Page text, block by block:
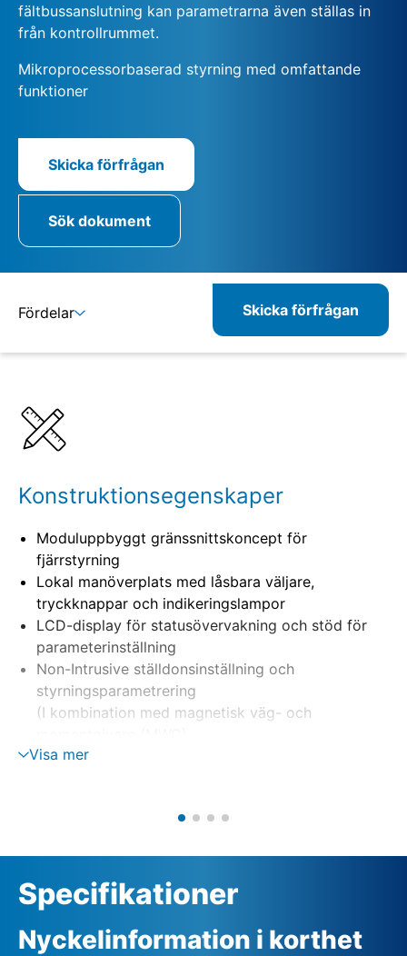
fältbussanslutning kan parametrarna även ställas in
från kontrollrummet.
Mikroprocessorbaserad styrning med omfattande
funktioner
Skicka förfrågan
Sök dokument
Fördelar
Kombinerbara produkter
Skicka förfrågan
Konstruktionsegenskaper
Moduluppbyggt gränssnittskoncept för
fjärrstyrning
Lokal manöverplats med låsbara väljare,
tryckknappar och indikeringslampor
LCD-display för statusövervakning och stöd för
parameterinställning
Non-Intrusive ställdonsinställning och
styrningsparametrering
(I kombination med magnetisk väg- och
Separat montering på vägghållare
Fasövervakning med automatisk faskorrigering
Visa mer
Specifikationer
Nyckelinformation i korthet